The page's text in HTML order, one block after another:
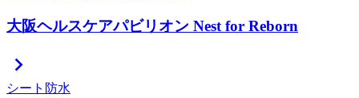
大阪ヘルスケアパビリオン Nest for Reborn
chevron_right
シート防水